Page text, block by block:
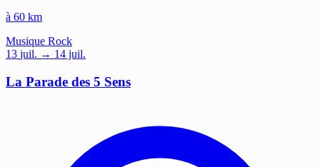
à 60 km
Musique Rock
13 juil. → 14 juil.
La Parade des 5 Sens